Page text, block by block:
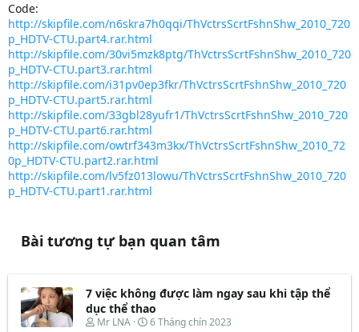
Code:
http://skipfile.com/n6skra7h0qqi/ThVctrsScrtFshnShw_2010_720
p_HDTV-CTU.part4.rar.html
http://skipfile.com/30vi5mzk8ptg/ThVctrsScrtFshnShw_2010_720
p_HDTV-CTU.part3.rar.html
http://skipfile.com/i31pv0ep3fkr/ThVctrsScrtFshnShw_2010_720
p_HDTV-CTU.part5.rar.html
http://skipfile.com/33gbl28yufr1/ThVctrsScrtFshnShw_2010_720
p_HDTV-CTU.part6.rar.html
http://skipfile.com/owtrf343m3kx/ThVctrsScrtFshnShw_2010_72
0p_HDTV-CTU.part2.rar.html
http://skipfile.com/lv5fz013lowu/ThVctrsScrtFshnShw_2010_720
p_HDTV-CTU.part1.rar.html
Bài tương tự bạn quan tâm
7 việc không được làm ngay sau khi tập thể
dục thể thao
T
Mr LNA
N
6 Tháng chín 2023